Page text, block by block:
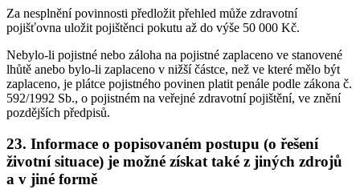
Za nesplnění povinnosti předložit přehled může zdravotní
pojišťovna uložit pojištěnci pokutu až do výše 50 000 Kč.
Nebylo-li pojistné nebo záloha na pojistné zaplaceno ve stanovené
lhůtě anebo bylo-li zaplaceno v nižší částce, než ve které mělo být
zaplaceno, je plátce pojistného povinen platit penále podle zákona č.
592/1992 Sb., o pojistném na veřejné zdravotní pojištění, ve znění
pozdějších předpisů.
23. Informace o popisovaném postupu (o řešení
životní situace) je možné získat také z jiných zdrojů
a v jiné formě